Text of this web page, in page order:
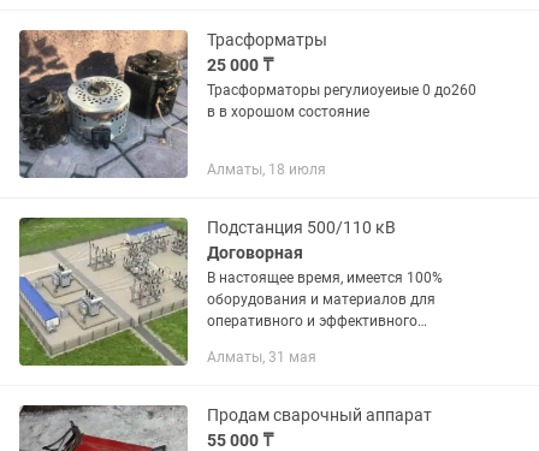
кольях....
Трасформатры
25 000 ₸
Трасформаторы регулиоуеиые 0 до260
в в хорошом состояние
Алматы, 18 июля
Подстанция 500/110 кВ
Договорная
В настоящее время, имеется 100%
оборудования и материалов для
оперативного и эффективного
кВ, 110 кВ, 35 кВ, 20 кВ, 10 кВ, 6 кВ и
Алматы, 31 мая
Продам сварочный аппарат
55 000 ₸